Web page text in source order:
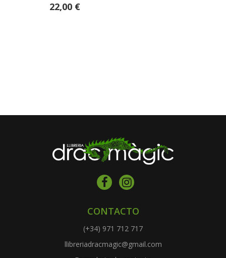
22,00 €
CONTACTO
(+34) 971 712 717
llibreriadracmagic@gmail.com